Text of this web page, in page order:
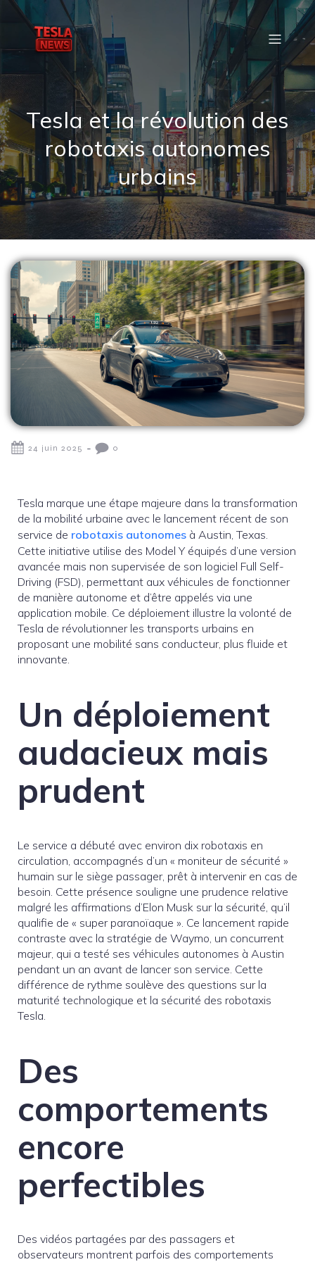
Tesla et la révolution des
robotaxis autonomes
urbains
24 juin 2025 - 0
Tesla marque une étape majeure dans la transformation
de la mobilité urbaine avec le lancement récent de son
service de robotaxis autonomes à Austin, Texas.
Cette initiative utilise des Model Y équipés d’une version
avancée mais non supervisée de son logiciel Full Self-
Driving (FSD), permettant aux véhicules de fonctionner
de manière autonome et d’être appelés via une
application mobile. Ce déploiement illustre la volonté de
Tesla de révolutionner les transports urbains en
proposant une mobilité sans conducteur, plus fluide et
innovante.
Un déploiement
audacieux mais
prudent
Le service a débuté avec environ dix robotaxis en
circulation, accompagnés d’un « moniteur de sécurité »
humain sur le siège passager, prêt à intervenir en cas de
besoin. Cette présence souligne une prudence relative
malgré les affirmations d’Elon Musk sur la sécurité, qu’il
qualifie de « super paranoïaque ». Ce lancement rapide
contraste avec la stratégie de Waymo, un concurrent
majeur, qui a testé ses véhicules autonomes à Austin
pendant un an avant de lancer son service. Cette
différence de rythme soulève des questions sur la
maturité technologique et la sécurité des robotaxis
Tesla.
Des
comportements
encore
perfectibles
Des vidéos partagées par des passagers et
observateurs montrent parfois des comportements